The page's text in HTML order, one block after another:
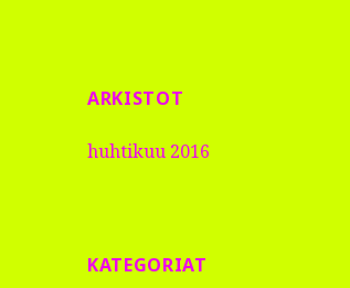
ARKISTOT
huhtikuu 2016
KATEGORIAT